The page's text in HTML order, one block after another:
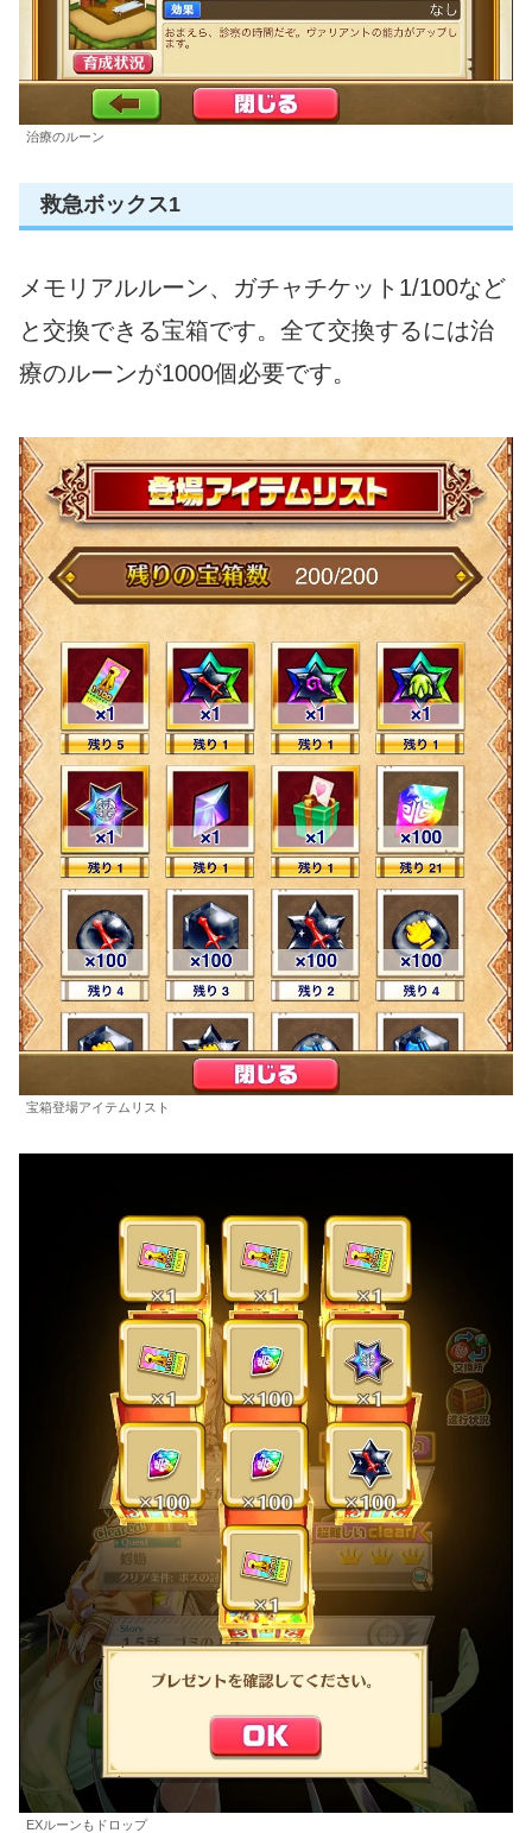
治療のルーン
救急ボックス1
メモリアルルーン、ガチャチケット1/100など
と交換できる宝箱です。全て交換するには治
療のルーンが1000個必要です。
宝箱登場アイテムリスト
EXルーンもドロップ